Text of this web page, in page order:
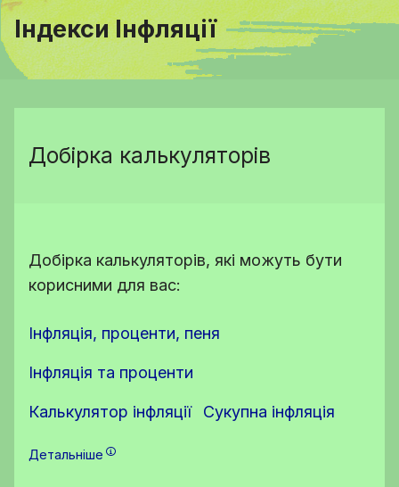
Індекси Інфляції
Добірка калькуляторів
Добірка калькуляторів, які можуть бути
корисними для вас:
Інфляція, проценти, пеня
Інфляція та проценти
Калькулятор інфляції Сукупна інфляція
Детальніше